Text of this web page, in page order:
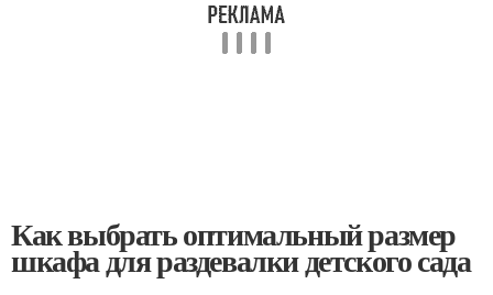
Как выбрать оптимальный размер
шкафа для раздевалки детского сада